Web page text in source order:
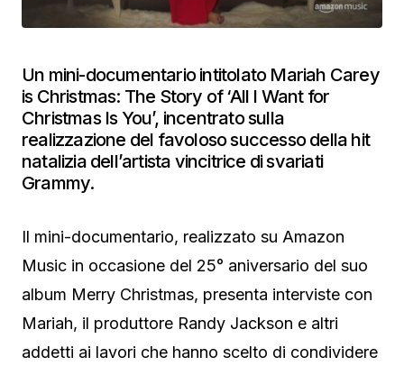
Un mini-documentario intitolato Mariah Carey
is Christmas: The Story of ‘All I Want for
Christmas Is You’, incentrato sulla
realizzazione del favoloso successo della hit
natalizia dell’artista vincitrice di svariati
Grammy.
Il mini-documentario, realizzato su Amazon
Music in occasione del 25° aniversario del suo
album Merry Christmas, presenta interviste con
Mariah, il produttore Randy Jackson e altri
addetti ai lavori che hanno scelto di condividere